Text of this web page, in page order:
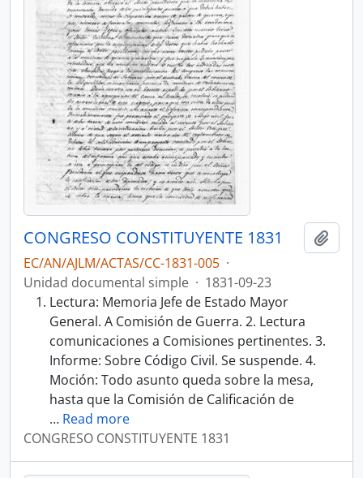
CONGRESO CONSTITUYENTE 1831
EC/AN/AJLM/ACTAS/CC-1831-005 ·
Unidad documental simple · 1831-09-23
Lectura: Memoria Jefe de Estado Mayor
General. A Comisión de Guerra. 2. Lectura
comunicaciones a Comisiones pertinentes. 3.
Informe: Sobre Código Civil. Se suspende. 4.
Moción: Todo asunto queda sobre la mesa,
hasta que la Comisión de Calificación de
… Read more
CONGRESO CONSTITUYENTE 1831